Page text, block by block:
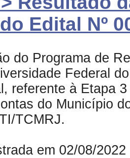
Edital Nº
do Programa de
Federal
referente à Etapa
do Município
TCMRJ.
em 02/08/